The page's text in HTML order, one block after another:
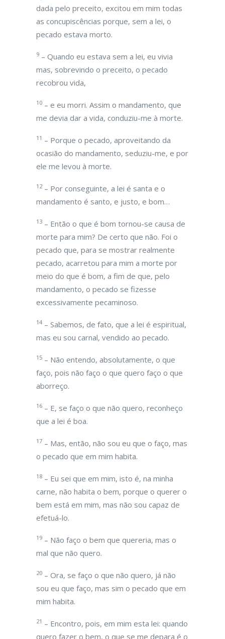
dada pelo preceito, excitou em mim todas
as concupiscências porque, sem a lei, o
pecado estava morto.
9 – Quando eu estava sem a lei, eu vivia
mas, sobrevindo o preceito, o pecado
recobrou vida,
10 – e eu morri. Assim o mandamento, que
me devia dar a vida, conduziu-me à morte.
11 – Porque o pecado, aproveitando da
ocasião do mandamento, seduziu-me, e por
ele me levou à morte.
12– Por conseguinte, a lei é santa e o
mandamento é santo, e justo, e bom…
13 – Então o que é bom tornou-se causa de
morte para mim? De certo que não. Foi o
pecado que, para se mostrar realmente
pecado, acarretou para mim a morte por
meio do que é bom, a fim de que, pelo
mandamento, o pecado se fizesse
excessivamente pecaminoso.
14 – Sabemos, de fato, que a lei é espiritual,
mas eu sou carnal, vendido ao pecado.
15 – Não entendo, absolutamente, o que
faço, pois não faço o que quero faço o que
aborreço.
16 – E, se faço o que não quero, reconheço
que a lei é boa.
17 – Mas, então, não sou eu que o faço, mas
o pecado que em mim habita.
18 – Eu sei que em mim, isto é, na minha
carne, não habita o bem, porque o querer o
bem está em mim, mas não sou capaz de
efetuá-lo.
19 – Não faço o bem que quereria, mas o
mal que não quero.
20 – Ora, se faço o que não quero, já não
sou eu que faço, mas sim o pecado que em
mim habita.
21 – Encontro, pois, em mim esta lei: quando
quero fazer o bem, o que se me depara é o